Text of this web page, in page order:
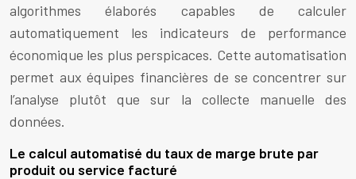
algorithmes élaborés capables de calculer
automatiquement les indicateurs de performance
économique les plus perspicaces. Cette automatisation
permet aux équipes financières de se concentrer sur
l’analyse plutôt que sur la collecte manuelle des
données.
Le calcul automatisé du taux de marge brute par
produit ou service facturé